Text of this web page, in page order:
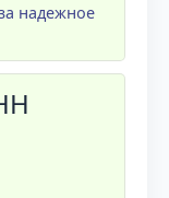
надежное